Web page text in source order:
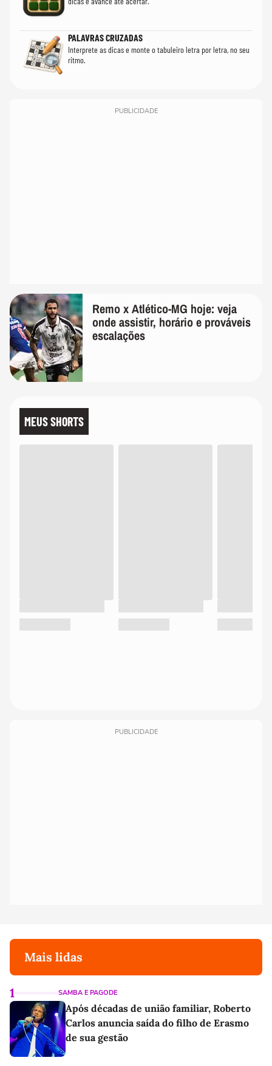
PALAVRAS CRUZADAS
Interprete as dicas e monte o tabuleiro letra por letra, no seu
ritmo.
PUBLICIDADE
Remo x Atlético-MG hoje: veja
onde assistir, horário e prováveis
escalações
MEUS SHORTS
PUBLICIDADE
Mais lidas
1 SAMBA E PAGODE
Após décadas de união familiar, Roberto
Carlos anuncia saída do filho de Erasmo
de sua gestão